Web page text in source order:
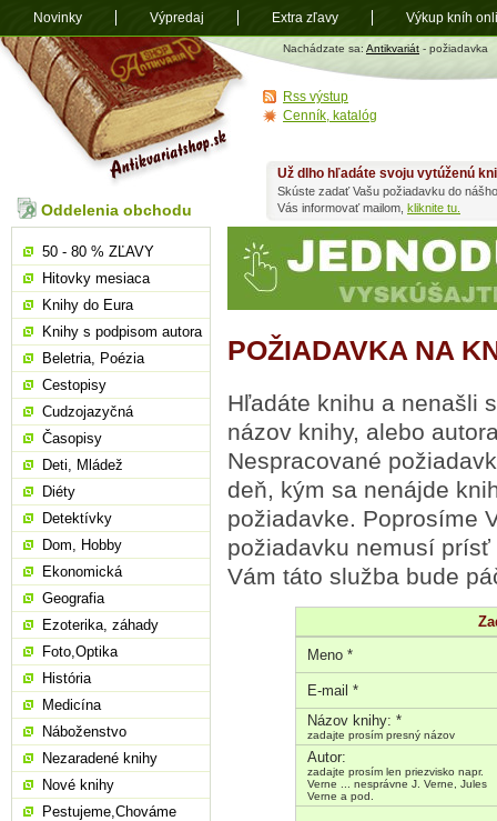
Antikvariát
shop.sk
Nachádzate sa: Antikvariát - požiadavka
POŽIADAVKA NA
Hľadáte knihu a nenašli
názov knihy, alebo
Nespracované
deň, kým sa nenájde
požiadavke. Poprosíme
požiadavku nemusí
Vám táto služba bude
Meno *
E-mail *
Názov knihy: *
zadajte prosím presný názov
Autor:
zadajte prosím len priezvisko napr.
Verne ... nesprávne J. Verne, Jules
Verne a pod.
Už dlho hľadáte svoju vytúženú
Skúste zadať Vašu požiadavku do
Vás informovať mailom, kliknite tu.
Oddelenia obchodu
50 - 80 % ZĽAVY
Hitovky mesiaca
Knihy do Eura
Knihy s podpisom autora
Beletria, Poézia
Cestopisy
Cudzojazyčná
Časopisy
Deti, Mládež
Diéty
Detektívky
Dom, Hobby
Ekonomická
Geografia
Ezoterika, záhady
Foto,Optika
História
Medicína
Náboženstvo
Nezaradené knihy
Nové knihy
Pestujeme,Chováme
Rss výstup
Cenník, katalóg
Novinky Výpredaj Extra zľavy Výkup kníh